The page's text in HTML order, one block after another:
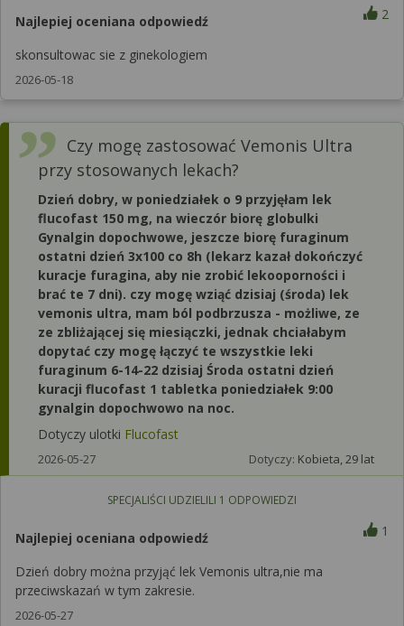
Najlepiej oceniana odpowiedź 2
skonsultowac sie z ginekologiem
2026-05-18
Czy mogę zastosować Vemonis Ultra
przy stosowanych lekach?
Dzień dobry, w poniedziałek o 9 przyjęłam lek
flucofast 150 mg, na wieczór biorę globulki
Gynalgin dopochwowe, jeszcze biorę furaginum
ostatni dzień 3x100 co 8h (lekarz kazał dokończyć
kuracje furagina, aby nie zrobić lekooporności i
brać te 7 dni). czy mogę wziąć dzisiaj (środa) lek
vemonis ultra, mam ból podbrzusza - możliwe, ze
ze zbliżającej się miesiączki, jednak chciałabym
dopytać czy mogę łączyć te wszystkie leki
furaginum 6-14-22 dzisiaj Środa ostatni dzień
kuracji flucofast 1 tabletka poniedziałek 9:00
gynalgin dopochwowo na noc.
Dotyczy ulotki Flucofast
2026-05-27 Dotyczy: Kobieta, 29 lat
SPECJALIŚCI UDZIELILI 1 ODPOWIEDZI
Najlepiej oceniana odpowiedź 1
Dzień dobry można przyjąć lek Vemonis ultra,nie ma
przeciwskazań w tym zakresie.
2026-05-27